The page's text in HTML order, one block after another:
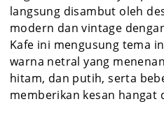
langsung disambut oleh
modern dan vintage
Kafe ini mengusung tema
warna netral yang
hitam, dan putih, serta
memberikan kesan hangat